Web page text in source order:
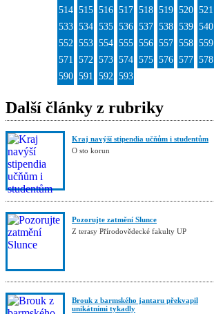
514 515 516 517 518 519 520 521
533 534 535 536 537 538 539 540
552 553 554 555 556 557 558 559
571 572 573 574 575 576 577 578
590 591 592 593
Další články z rubriky
Kraj navýší stipendia učňům i studentům
O sto korun
Pozorujte zatmění Slunce
Z terasy Přírodovědecké fakulty UP
Brouk z barmského jantaru překvapil
unikátními tykadly